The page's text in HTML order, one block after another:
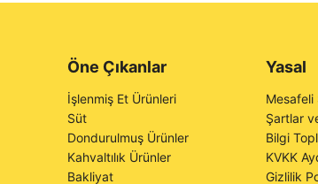
Öne Çıkanlar
İşlenmiş Et Ürünleri
Süt
Dondurulmuş Ürünler
Kahvaltılık Ürünler
Bakliyat
Yasal
Mesafeli
Şartlar
Bilgi
KVKK
Gizlilik